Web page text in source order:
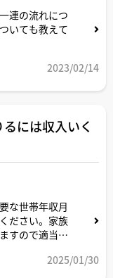
連の流れにつ
いても教えて
2023/02/14
には収入いく
な世帯年収月
ださい。家族
すので適当な
2025/01/30